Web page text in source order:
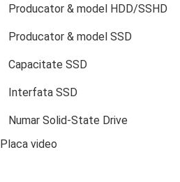
Producator & model HDD/SSHD
Producator & model SSD
Capacitate SSD
Interfata SSD
Numar Solid-State Drive
Placa video